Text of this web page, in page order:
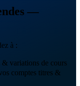
—
à :
variations de cours
comptes titres &